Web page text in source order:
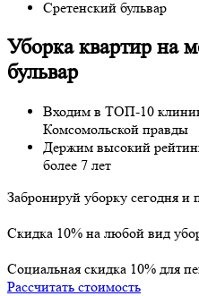
Сретенский бульвар
Уборка квартир на
бульвар
Входим в ТОП-10
Комсомольской правды
Держим высокий
более 7 лет
Забронируй уборку сегодня и
Cкидка 10% на любой вид
Социальная скидка 10% для
Рассчитать стоимость